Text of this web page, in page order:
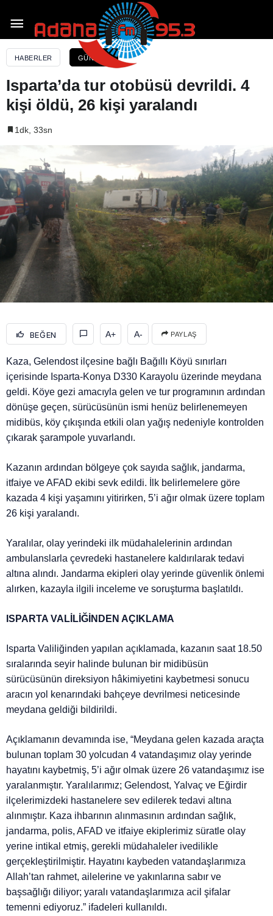
HABERLER GÜNDEM
Isparta’da tur otobüsü devrildi. 4
kişi öldü, 26 kişi yaralandı
1dk, 33sn
BEĞEN A+ A- PAYLAŞ
Kaza, Gelendost ilçesine bağlı Bağıllı Köyü sınırları
içerisinde Isparta-Konya D330 Karayolu üzerinde meydana
geldi. Köye gezi amacıyla gelen ve tur programının ardından
dönüşe geçen, sürücüsünün ismi henüz belirlenemeyen
midibüs, köy çıkışında etkili olan yağış nedeniyle kontrolden
çıkarak şarampole yuvarlandı.
Kazanın ardından bölgeye çok sayıda sağlık, jandarma,
itfaiye ve AFAD ekibi sevk edildi. İlk belirlemelere göre
kazada 4 kişi yaşamını yitirirken, 5’i ağır olmak üzere toplam
26 kişi yaralandı.
Yaralılar, olay yerindeki ilk müdahalelerinin ardından
ambulanslarla çevredeki hastanelere kaldırılarak tedavi
altına alındı. Jandarma ekipleri olay yerinde güvenlik önlemi
alırken, kazayla ilgili inceleme ve soruşturma başlatıldı.
ISPARTA VALİLİĞİNDEN AÇIKLAMA
Isparta Valiliğinden yapılan açıklamada, kazanın saat 18.50
sıralarında seyir halinde bulunan bir midibüsün
sürücüsünün direksiyon hâkimiyetini kaybetmesi sonucu
aracın yol kenarındaki bahçeye devrilmesi neticesinde
meydana geldiği bildirildi.
Açıklamanın devamında ise, “Meydana gelen kazada araçta
bulunan toplam 30 yolcudan 4 vatandaşımız olay yerinde
hayatını kaybetmiş, 5’i ağır olmak üzere 26 vatandaşımız ise
yaralanmıştır. Yaralılarımız; Gelendost, Yalvaç ve Eğirdir
ilçelerimizdeki hastanelere sev edilerek tedavi altına
alınmıştır. Kaza ihbarının alınmasının ardından sağlık,
jandarma, polis, AFAD ve itfaiye ekiplerimiz süratle olay
yerine intikal etmiş, gerekli müdahaleler ivedilikle
gerçekleştirilmiştir. Hayatını kaybeden vatandaşlarımıza
Allah’tan rahmet, ailelerine ve yakınlarına sabır ve
başsağlığı diliyor; yaralı vatandaşlarımıza acil şifalar
temenni ediyoruz.” ifadeleri kullanıldı.
Isparta’da tur otobüsü devrildi. 4 kişi öldü, 26 kişi
yaralandı